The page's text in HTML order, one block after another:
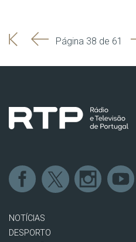
'
'
Página 38 de 61
NOTÍCIAS
DESPORTO